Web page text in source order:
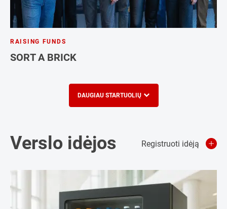
RAISING FUNDS
SORT A BRICK
DAUGIAU STARTUOLIŲ
Verslo idėjos Registruoti idėją